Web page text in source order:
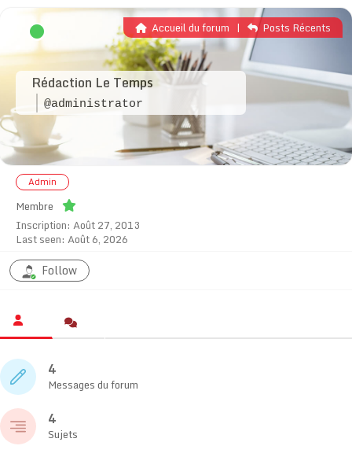
Rédaction Le Temps
@administrator
Accueil du forum | Posts Récents
Admin
Membre
Inscription: Août 27, 2013
Last seen: Août 6, 2026
Follow
4
Messages du forum
4
Sujets